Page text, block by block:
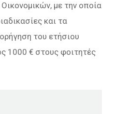
με την οποία
και τα
του ετήσιου
1000 € στους φοιτητές